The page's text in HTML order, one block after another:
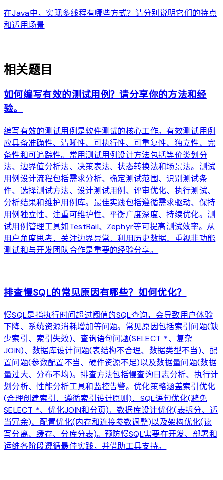
在Java中，实现多线程有哪些方式？请分别说明它们的特点
和适用场景
相关题目
如何编写有效的测试用例？请分享你的方法和经
验。
编写有效的测试用例是软件测试的核心工作。有效测试用例
应具备准确性、清晰性、可执行性、可重复性、独立性、完
备性和可追踪性。常用测试用例设计方法包括等价类划分
法、边界值分析法、决策表法、状态转换法和场景法。测试
用例设计流程包括需求分析、确定测试范围、识别测试条
件、选择测试方法、设计测试用例、评审优化、执行测试、
分析结果和维护用例库。最佳实践包括遵循需求驱动、保持
用例独立性、注重可维护性、平衡广度深度、持续优化。测
试用例管理工具如TestRail、Zephyr等可提高测试效率。从
用户角度思考、关注边界异常、利用历史数据、重视非功能
测试和与开发团队合作是重要的经验分享。
排查慢SQL的常见原因有哪些？如何优化？
慢SQL是指执行时间超过阈值的SQL查询，会导致用户体验
下降、系统资源消耗增加等问题。常见原因包括索引问题(缺
少索引、索引失效)、查询语句问题(SELECT *、复杂
JOIN)、数据库设计问题(表结构不合理、数据类型不当)、配
置问题(参数配置不当、硬件资源不足)以及数据量问题(数据
量过大、分布不均)。排查方法包括慢查询日志分析、执行计
划分析、性能分析工具和监控告警。优化策略涵盖索引优化
(合理创建索引、遵循索引设计原则)、SQL语句优化(避免
SELECT *、优化JOIN和分页)、数据库设计优化(表拆分、适
当冗余)、配置优化(内存和连接参数调整)以及架构优化(读
写分离、缓存、分库分表)。预防慢SQL需要在开发、部署和
运维各阶段遵循最佳实践，并借助工具支持。